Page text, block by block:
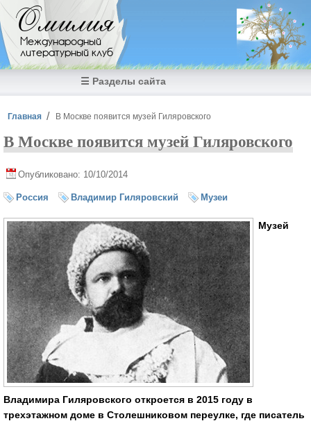
Перейти к основному содержанию
Омилия
Международный
литературный клуб
☰ Разделы сайта
Вы здесь
Главная В Москве появится музей Гиляровского
В Москве появится музей Гиляровского
Опубликовано: 10/10/2014
Россия Владимир Гиляровский Музеи
Музей
Владимира Гиляровского откроется в 2015 году в
трехэтажном доме в Столешниковом переулке, где писатель